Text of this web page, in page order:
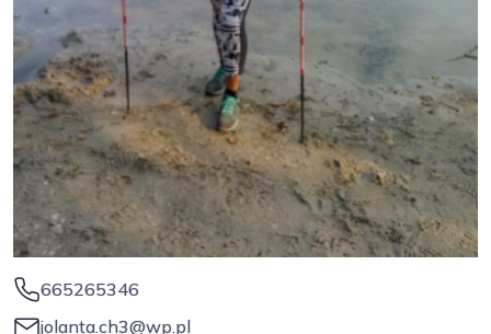
665265346
jolanta.ch3@wp.pl